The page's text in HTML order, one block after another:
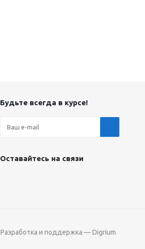
Будьте всегда в курсе!
Оставайтесь на связи
Разработка и поддержка — Digrium